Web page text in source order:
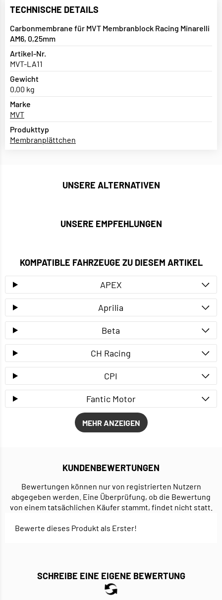
TECHNISCHE DETAILS
Carbonmembrane für MVT Membranblock Racing Minarelli
AM6, 0,25mm
Artikel-Nr.
MVT-LA11
Gewicht
0,00 kg
Marke
MVT
Produkttyp
Membranplättchen
UNSERE ALTERNATIVEN
UNSERE EMPFEHLUNGEN
KOMPATIBLE FAHRZEUGE ZU DIESEM ARTIKEL
APEX
Aprilia
Beta
CH Racing
CPI
Fantic Motor
MEHR ANZEIGEN
KUNDENBEWERTUNGEN
Bewertungen können nur von registrierten Nutzern
abgegeben werden. Eine Überprüfung, ob die Bewertung
von einem tatsächlichen Käufer stammt, findet nicht statt.
Bewerte dieses Produkt als Erster!
SCHREIBE EINE EIGENE BEWERTUNG